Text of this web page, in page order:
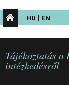
HU | EN
Tájékoztatás
intézkedésről